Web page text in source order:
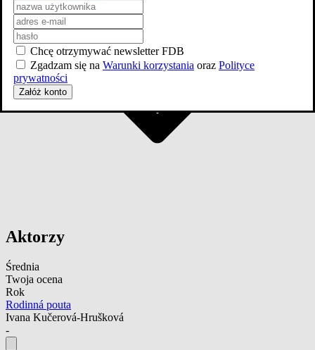
Aktorzy
Średnia
Twoja ocena
Rok
Rodinná pouta
Ivana Kučerová-Hrušková
-
Chcę otrzymywać newsletter FDB
Zgadzam się na Warunki korzystania oraz Polityce
prywatności
Załóż konto